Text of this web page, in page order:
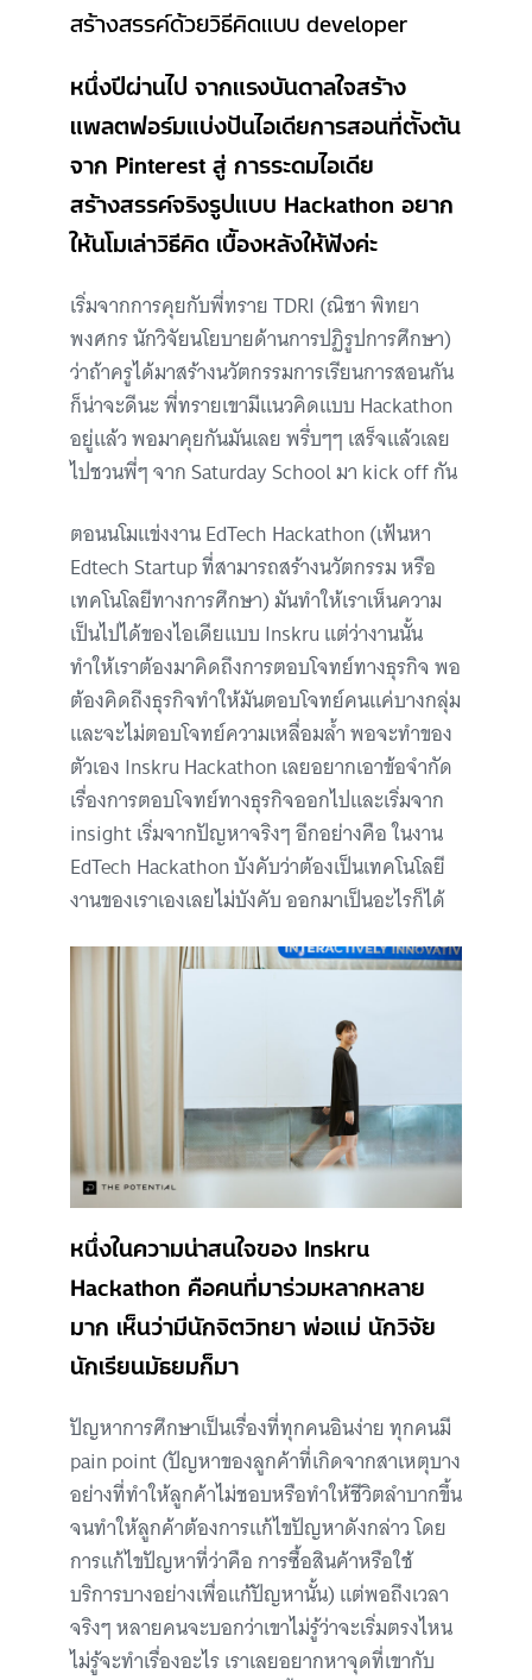
สร้างสรรค์ด้วยวิธีคิดแบบ developer
หนึ่งปีผ่านไป จากแรงบันดาลใจสร้าง
แพลตฟอร์มแบ่งปันไอเดียการสอนที่ตั้งต้น
จาก Pinterest สู่ การระดมไอเดีย
สร้างสรรค์จริงรูปแบบ Hackathon อยาก
ให้นโมเล่าวิธีคิด เบื้องหลังให้ฟังค่ะ
เริ่มจากการคุยกับพี่ทราย TDRI (ณิชา พิทยา
พงศกร นักวิจัยนโยบายด้านการปฏิรูปการศึกษา)
ว่าถ้าครูได้มาสร้างนวัตกรรมการเรียนการสอนกัน
ก็น่าจะดีนะ พี่ทรายเขามีแนวคิดแบบ Hackathon
อยู่แล้ว พอมาคุยกันมันเลย พรึ่บๆๆ เสร็จแล้วเลย
ไปชวนพี่ๆ จาก Saturday School มา kick off กัน
ตอนนโมแข่งงาน EdTech Hackathon (เฟ้นหา
Edtech Startup ที่สามารถสร้างนวัตกรรม หรือ
เทคโนโลยีทางการศึกษา) มันทำให้เราเห็นความ
เป็นไปได้ของไอเดียแบบ Inskru แต่ว่างานนั้น
ทำให้เราต้องมาคิดถึงการตอบโจทย์ทางธุรกิจ พอ
ต้องคิดถึงธุรกิจทำให้มันตอบโจทย์คนแค่บางกลุ่ม
และจะไม่ตอบโจทย์ความเหลื่อมล้ำ พอจะทำของ
ตัวเอง Inskru Hackathon เลยอยากเอาข้อจำกัด
เรื่องการตอบโจทย์ทางธุรกิจออกไปและเริ่มจาก
insight เริ่มจากปัญหาจริงๆ อีกอย่างคือ ในงาน
EdTech Hackathon บังคับว่าต้องเป็นเทคโนโลยี
งานของเราเองเลยไม่บังคับ ออกมาเป็นอะไรก็ได้
หนึ่งในความน่าสนใจของ Inskru
Hackathon คือคนที่มาร่วมหลากหลาย
มาก เห็นว่ามีนักจิตวิทยา พ่อแม่ นักวิจัย
นักเรียนมัธยมก็มา
ปัญหาการศึกษาเป็นเรื่องที่ทุกคนอินง่าย ทุกคนมี
pain point (ปัญหาของลูกค้าที่เกิดจากสาเหตุบาง
อย่างที่ทำให้ลูกค้าไม่ชอบหรือทำให้ชีวิตลำบากขึ้น
จนทำให้ลูกค้าต้องการแก้ไขปัญหาดังกล่าว โดย
การแก้ไขปัญหาที่ว่าคือ การซื้อสินค้าหรือใช้
บริการบางอย่างเพื่อแก้ปัญหานั้น) แต่พอถึงเวลา
จริงๆ หลายคนจะบอกว่าเขาไม่รู้ว่าจะเริ่มตรงไหน
ไม่รู้จะทำเรื่องอะไร เราเลยอยากหาจุดที่เขากับ